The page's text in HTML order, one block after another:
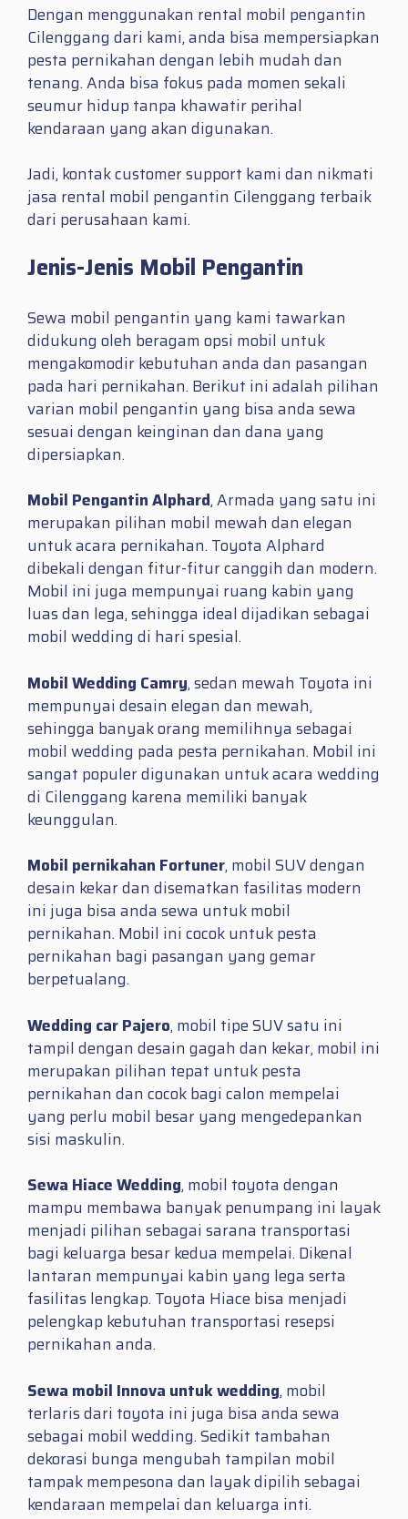
Dengan menggunakan rental mobil pengantin
Cilenggang dari kami, anda bisa mempersiapkan
pesta pernikahan dengan lebih mudah dan
tenang. Anda bisa fokus pada momen sekali
seumur hidup tanpa khawatir perihal
kendaraan yang akan digunakan.
Jadi, kontak customer support kami dan nikmati
jasa rental mobil pengantin Cilenggang terbaik
dari perusahaan kami.
Jenis-Jenis Mobil Pengantin
Sewa mobil pengantin yang kami tawarkan
didukung oleh beragam opsi mobil untuk
mengakomodir kebutuhan anda dan pasangan
pada hari pernikahan. Berikut ini adalah pilihan
varian mobil pengantin yang bisa anda sewa
sesuai dengan keinginan dan dana yang
dipersiapkan.
Mobil Pengantin Alphard, Armada yang satu ini
merupakan pilihan mobil mewah dan elegan
untuk acara pernikahan. Toyota Alphard
dibekali dengan fitur-fitur canggih dan modern.
Mobil ini juga mempunyai ruang kabin yang
luas dan lega, sehingga ideal dijadikan sebagai
mobil wedding di hari spesial.
Mobil Wedding Camry, sedan mewah Toyota ini
mempunyai desain elegan dan mewah,
sehingga banyak orang memilihnya sebagai
mobil wedding pada pesta pernikahan. Mobil ini
sangat populer digunakan untuk acara wedding
di Cilenggang karena memiliki banyak
keunggulan.
Mobil pernikahan Fortuner, mobil SUV dengan
desain kekar dan disematkan fasilitas modern
ini juga bisa anda sewa untuk mobil
pernikahan. Mobil ini cocok untuk pesta
pernikahan bagi pasangan yang gemar
berpetualang.
Wedding car Pajero, mobil tipe SUV satu ini
tampil dengan desain gagah dan kekar, mobil ini
merupakan pilihan tepat untuk pesta
pernikahan dan cocok bagi calon mempelai
yang perlu mobil besar yang mengedepankan
sisi maskulin.
Sewa Hiace Wedding, mobil toyota dengan
mampu membawa banyak penumpang ini layak
menjadi pilihan sebagai sarana transportasi
bagi keluarga besar kedua mempelai. Dikenal
lantaran mempunyai kabin yang lega serta
fasilitas lengkap. Toyota Hiace bisa menjadi
pelengkap kebutuhan transportasi resepsi
pernikahan anda.
Sewa mobil Innova untuk wedding, mobil
terlaris dari toyota ini juga bisa anda sewa
sebagai mobil wedding. Sedikit tambahan
dekorasi bunga mengubah tampilan mobil
tampak mempesona dan layak dipilih sebagai
kendaraan mempelai dan keluarga inti.